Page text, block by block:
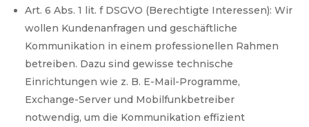
Art. 6 Abs. 1 lit. f DSGVO (Berechtigte Interessen): Wir
wollen Kundenanfragen und geschäftliche
Kommunikation in einem professionellen Rahmen
betreiben. Dazu sind gewisse technische
Einrichtungen wie z. B. E-Mail-Programme,
Exchange-Server und Mobilfunkbetreiber
notwendig, um die Kommunikation effizient